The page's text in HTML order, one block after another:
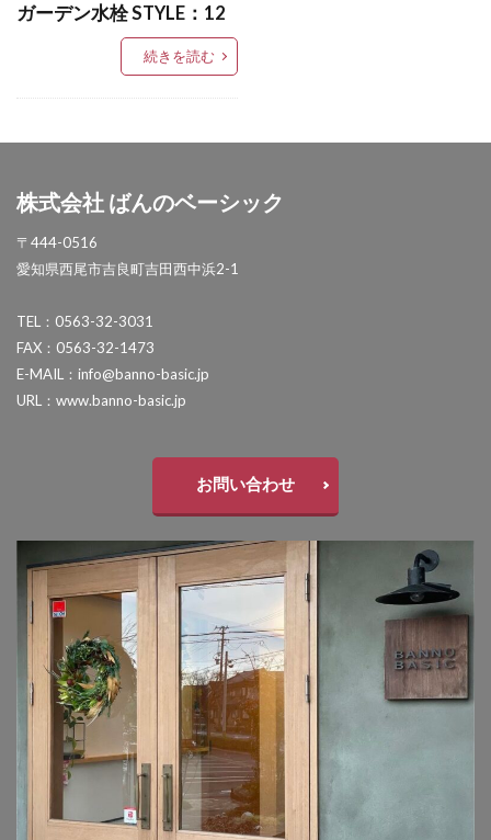
タカショー モクプラボード
タカショー モダンクラシックライト
トーシンコーポレーション 胴長横水栓スミレハンドル
ニッタイ工業 フェアフェース
パナソニック LGW46149K
ボンボビ
ユーロ物置 バイシクルキューブ
ユーロ物置 フロントエントリー
ユニソン ヴィコ スタンド
ユニソン ヴィルク
ユニソン ウインドゥグラス
ユニソン ウェルズウォール450
ユニソン エコルトウォールライト
ユニソン オブリ
ユニソン カッシア
ユニソン クペラ
ユニソン グラニスストーン
ユニソン グランデパン
ユニソン クルム
ユニソン クレモナサークル
ユニソン クレモナストーン
ユニソン クレモナスリム
ユニソン クレモナモザイク
ユニソン ゴードンウォール450
ユニソン コラーナ
ガーデン水栓 STYLE：12
続きを読む
株式会社 ばんのベーシック
〒444-0516
愛知県西尾市吉良町吉田西中浜2-1
TEL：0563-32-3031
FAX：0563-32-1473
E-MAIL：info@banno-basic.jp
URL：www.banno-basic.jp
お問い合わせ
LIXIL ウォールスクリーンファンクション門袖
LIXIL エクスポスト
LIXIL ココマ
LIXIL サイモン
LIXIL サニーブリーズフェンス
LIXIL スタイルコート
LIXIL デザイナーズパーツ 枕木材
LIXIL ネクストポスト
LIXIL ハイサモア
LIXIL ファンクションユニット ウィルモダン
LIXIL フェンスAB
LIXIL ブラケットウォールライト
LIXIL プラスG
LIXIL プレスタフェンス
LIXIL プレミエス
LIXIL プログコートフェンス
LIXIL ベルニューズ
LIXIL ラフィーネ門扉
LIXIL ワイドシャッターS
LIXIL 切文字サイン
LIXIL 横型ポストP-1型
LIXIL 樹ら楽ステージ
LIXIL 機能門柱FS
LIXIL 機能門柱FW
LIXIL 美彩 マリンライト
LIXIL 表札灯
LIXIL 門柱灯
LIXIL 開き門扉AB
OnlyOne アートモザイクスクエア